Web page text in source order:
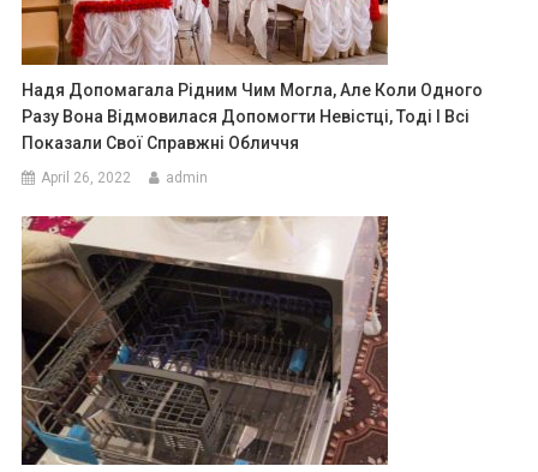
Надя Допомагала Рідним Чим Могла, Але Коли Одного
Разу Вона Відмовилася Допомогти Невістці, Тоді І Всі
Показали Свої Справжні Обличчя
April 26, 2022 admin